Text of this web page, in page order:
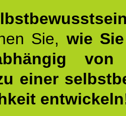
Sie, wie
von
einer